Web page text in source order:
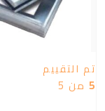
تم التقييم
5 من 5